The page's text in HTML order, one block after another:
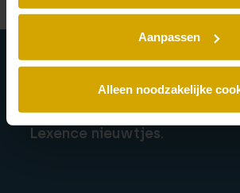
Aanpassen
Alleen noodzakelijke
Schrijf je in voor onze
altijd op de hoogte van de
Lexence nieuwtjes.